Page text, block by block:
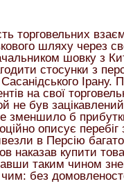
торговельних
шляху через
шовку з
стосунки з
на свої
не був
зменшило б
описує
в Персію
наказав купити
таким чином
без